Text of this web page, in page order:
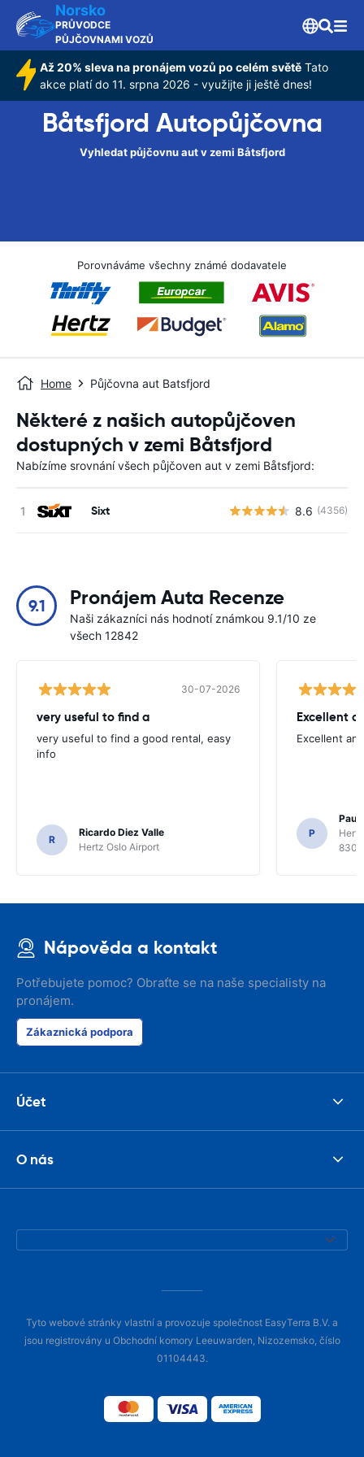
Norsko
PRŮVODCE
PŮJČOVNAMI VOZŮ
Až 20% sleva na pronájem vozů po celém světě Tato
akce platí do 11. srpna 2026 - využijte ji ještě dnes!
Båtsfjord Autopůjčovna
Vyhledat půjčovnu aut v zemi Båtsfjord
Porovnáváme všechny známé dodavatele
Home Půjčovna aut Batsfjord
Některé z našich autopůjčoven
dostupných v zemi Båtsfjord
Nabízíme srovnání všech půjčoven aut v zemi Båtsfjord:
Sixt 8.6 (4356)
9.1 Pronájem Auta Recenze
Naši zákazníci nás hodnotí známkou 9.1/10 ze
všech 12842
30-07-2026
very useful to find a
very useful to find a good rental, easy
info
R
Ricardo Diez Valle
Hertz Oslo Airport
Excellent
Excellent
P
Paul
8300
Nápověda a kontakt
Potřebujete pomoc? Obraťte se na naše specialisty na
pronájem.
Zákaznická podpora
Účet
O nás
Tyto webové stránky vlastní a provozuje společnost EasyTerra B.V. a
jsou registrovány u Obchodní komory Leeuwarden, Nizozemsko, číslo
01104443.